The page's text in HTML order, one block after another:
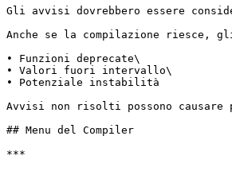
Gli avvisi dovrebbero essere
Anche se la compilazione riesce,
• Funzioni deprecate\
• Valori fuori intervallo\
• Potenziale instabilità
Avvisi non risolti possono
## Menu del Compiler
***